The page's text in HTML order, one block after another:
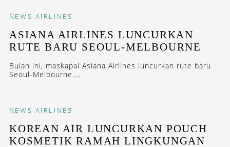
NEWS AIRLINES
ASIANA AIRLINES LUNCURKAN
RUTE BARU SEOUL-MELBOURNE
Bulan ini, maskapai Asiana Airlines luncurkan rute baru
Seoul-Melbourne....
NEWS AIRLINES
KOREAN AIR LUNCURKAN POUCH
KOSMETIK RAMAH LINGKUNGAN